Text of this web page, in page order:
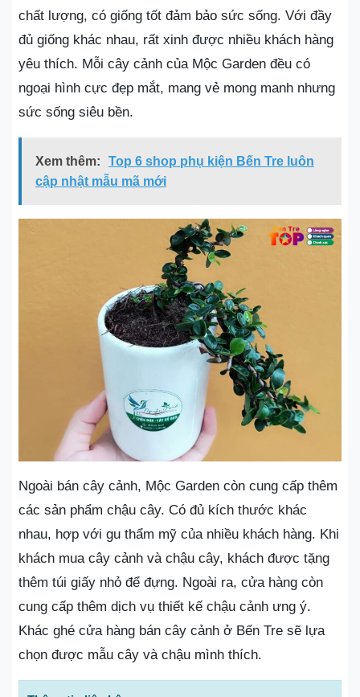
chất lượng, có giống tốt đảm bảo sức sống. Với đầy
đủ giống khác nhau, rất xinh được nhiều khách hàng
yêu thích. Mỗi cây cảnh của Mộc Garden đều có
ngoại hình cực đẹp mắt, mang vẻ mong manh nhưng
sức sống siêu bền.
Xem thêm:
Top 6 shop phụ kiện Bến Tre luôn
cập nhật mẫu mã mới
Ngoài bán cây cảnh, Mộc Garden còn cung cấp thêm
các sản phẩm chậu cây. Có đủ kích thước khác
nhau, hợp với gu thẩm mỹ của nhiều khách hàng. Khi
khách mua cây cảnh và chậu cây, khách được tặng
thêm túi giấy nhỏ để đựng. Ngoài ra, cửa hàng còn
cung cấp thêm dịch vụ thiết kế chậu cảnh ưng ý.
Khác ghé cửa hàng bán cây cảnh ở Bến Tre sẽ lựa
chọn được mẫu cây và chậu mình thích.